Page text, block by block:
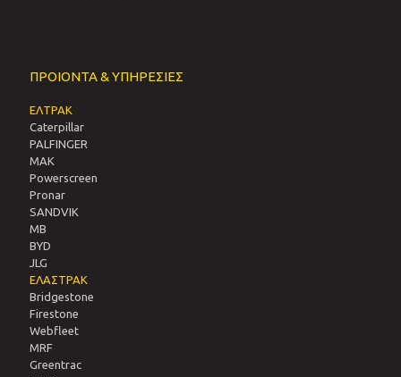
ΠΡΟΙΟΝΤΑ & ΥΠΗΡΕΣΙΕΣ
ΕΛΤΡΑΚ
Caterpillar
PALFINGER
MAK
Powerscreen
Pronar
SANDVIΚ
MB
BYD
JLG
ΕΛΑΣΤΡΑΚ
Bridgestone
Firestone
Webfleet
MRF
Greentrac